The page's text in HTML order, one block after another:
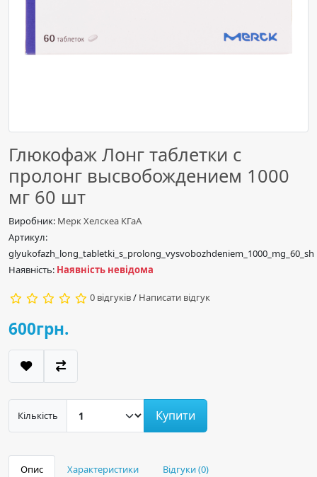
Глюкофаж Лонг таблетки с
пролонг высвобождением 1000
мг 60 шт
Виробник: Мерк Хелскеа КГаА
Артикул:
glyukofazh_long_tabletki_s_prolong_vysvobozhdeniem_1000_mg_60_sh
Наявність: Наявність невідома
0 відгуків/ Написати відгук
600грн.
Кількість Купити
Опис Характеристики Відгуки (0)